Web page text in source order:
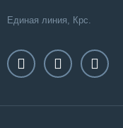
Единая линия, Крс.